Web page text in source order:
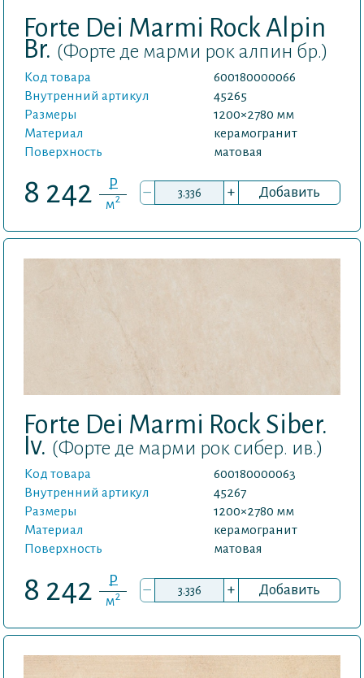
Forte Dei Marmi Rock Alpin
Br. (Форте де марми рок алпин бр.)
Код товара
600180000066
Внутренний артикул
45265
Размеры
1200×2780 мм
Материал
керамогранит
Поверхность
матовая
8 242 P
м2 – + Добавить
Forte Dei Marmi Rock Siber.
Iv. (Форте де марми рок сибер. ив.)
Код товара
600180000063
Внутренний артикул
45267
Размеры
1200×2780 мм
Материал
керамогранит
Поверхность
матовая
8 242 P
м2 – + Добавить